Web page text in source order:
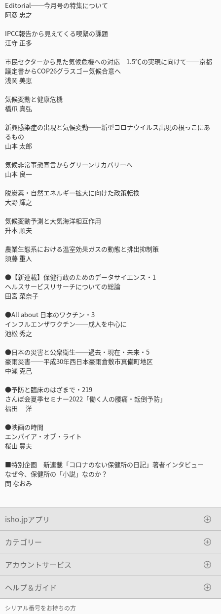
Editorial──今月号の特集について
阿彦 忠之
IPCC報告から見えてくる喫緊の課題
江守 正多
市民セクターから見た気候危機への対応 1.5℃の実現に向けて──京都
議定書からCOP26グラスゴー気候合意へ
浅岡 美恵
気候変動と健康危機
橋爪 真弘
新興感染症の出現と気候変動──新型コロナウイルス出現の根っこにあ
るもの
山本 太郎
気候非常事態宣言からグリーンリカバリーへ
山本 良一
脱炭素・自然エネルギー拡大に向けた政策転換
大野 輝之
気候変動予測と大気海洋相互作用
升本 順夫
農業生態系における温室効果ガスの動態と排出抑制策
須藤 重人
●【新連載】保健行政のためのデータサイエンス・1
ヘルスサービスリサーチについての総論
田宮 菜奈子
●All about 日本のワクチン・3
インフルエンザワクチン──成人を中心に
池松 秀之
●日本の災害と公衆衛生──過去・現在・未来・5
豪雨災害──平成30年西日本豪雨倉敷市真備町地区
中瀨 克己
●予防と臨床のはざまで・219
さんぽ会夏季セミナー2022「働く人の腰痛・転倒予防」
福田 洋
●映画の時間
エンパイア・オブ・ライト
桜山 豊夫
■特別企画 新連載「コロナのない保健所の日記」著者インタビュー
なぜ今、保健所の「小説」なのか？
関 なおみ
isho.jpアプリ
カテゴリー
アカウントサービス
ヘルプ＆ガイド
シリアル番号をお持ちの方